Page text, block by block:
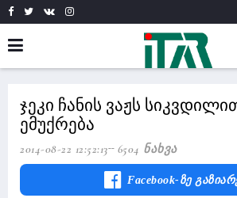
ჯეკი ჩანის ვაჟს
ემუქრება
2014-08-22 12:52:13 6504 Ნახვა
Facebook-Ზე